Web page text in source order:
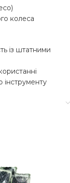
колеса
із штатними
інструменту